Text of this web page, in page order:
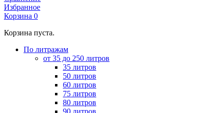
Избранное
Корзина 0
Корзина пуста.
По литражам
от 35 до 250 литров
35 литров
50 литров
60 литров
75 литров
80 литров